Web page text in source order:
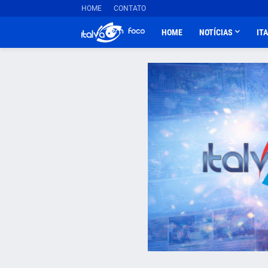
HOME CONTATO
HOME NOTÍCIAS